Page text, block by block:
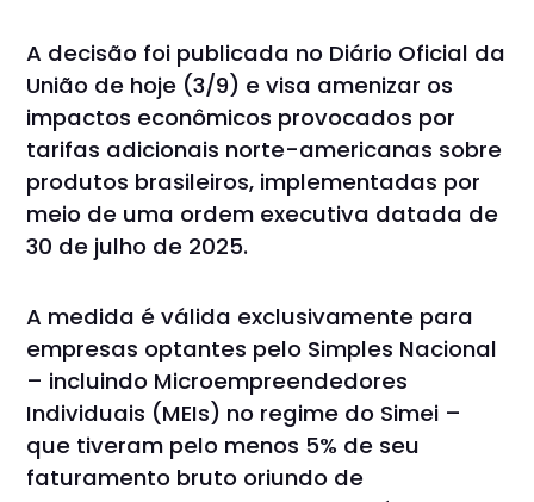
A decisão foi publicada no Diário Oficial da
União de hoje (3/9) e visa amenizar os
impactos econômicos provocados por
tarifas adicionais norte-americanas sobre
produtos brasileiros, implementadas por
meio de uma ordem executiva datada de
30 de julho de 2025.
A medida é válida exclusivamente para
empresas optantes pelo Simples Nacional
– incluindo Microempreendedores
Individuais (MEIs) no regime do Simei –
que tiveram pelo menos 5% de seu
faturamento bruto oriundo de